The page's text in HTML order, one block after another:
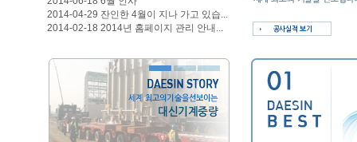
2014-04-29 잔인한 4월이 지나 가고 있습...
2014-02-18 2014년 홈페이지 관리 안내...